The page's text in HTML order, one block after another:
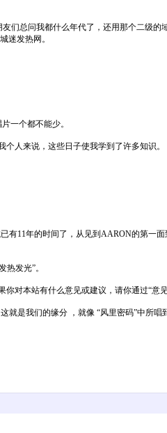
总问我都什么年代了，还用那个二级的
迷发热网。
一个都不能少。
人来说，这些日子使我学到了许多知识。
11年的时间了，从见到AARON的第一
发光”。
对本站有什么意见或建议，请你通过“意
是我们的缘分 ，就像 “风里密码”中所